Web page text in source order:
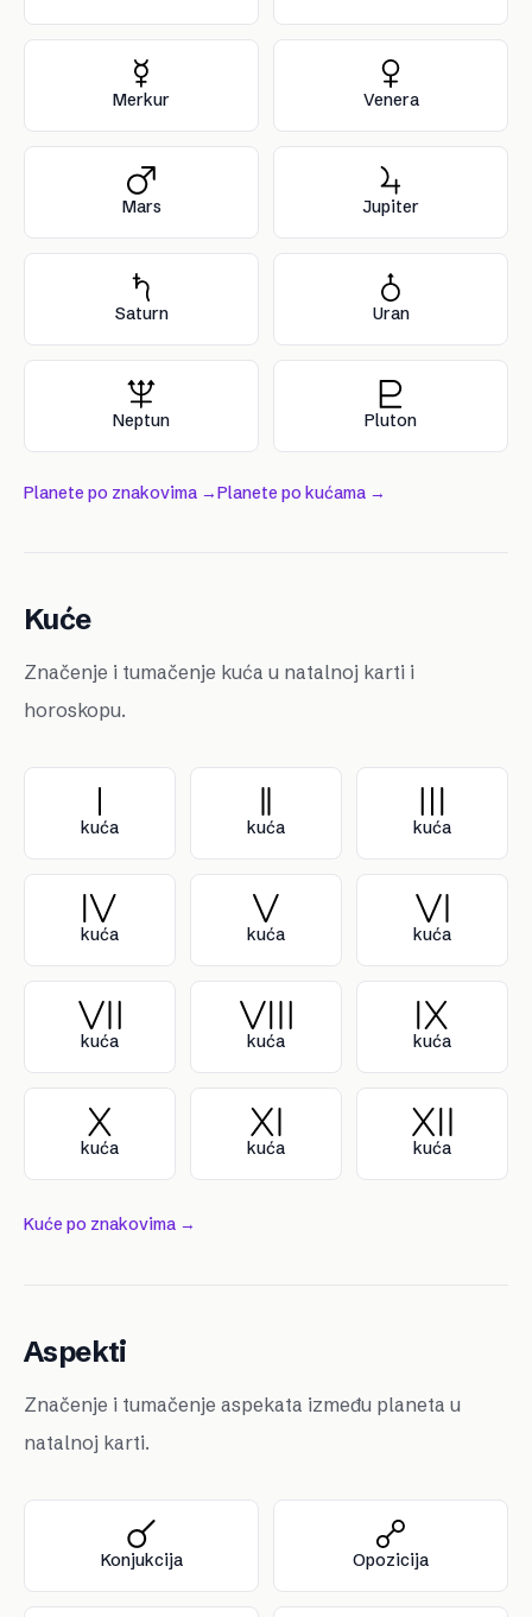
Merkur Venera
Mars Jupiter
Saturn Uran
Neptun Pluton
Planete po znakovima →Planete po kućama →
Kuće
Značenje i tumačenje kuća u natalnoj karti i
horoskopu.
kuća kuća kuća
kuća kuća kuća
kuća kuća kuća
kuća kuća kuća
Kuće po znakovima →
Aspekti
Značenje i tumačenje aspekata između planeta u
natalnoj karti.
Konjukcija Opozicija